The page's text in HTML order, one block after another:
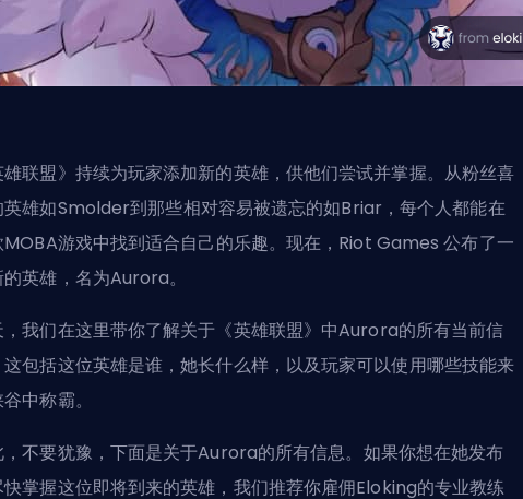
联盟》持续为玩家添加新的英雄，供他们尝试并掌握。从粉丝喜
英雄如Smolder到那些相对容易被遗忘的如Briar，每个人都能在
MOBA游戏中找到适合自己的乐趣。现在，Riot Games 公布了一
英雄，名为Aurora。
，我们在这里带你了解关于《英雄联盟》中Aurora的所有当前信
包括这位英雄是谁，她长什么样，以及玩家可以使用哪些技能来
中称霸。
，不要犹豫，下面是关于Aurora的所有信息。如果你想在她发布
掌握这位即将到来的英雄 ，我们推荐你雇佣Eloking的专业教练